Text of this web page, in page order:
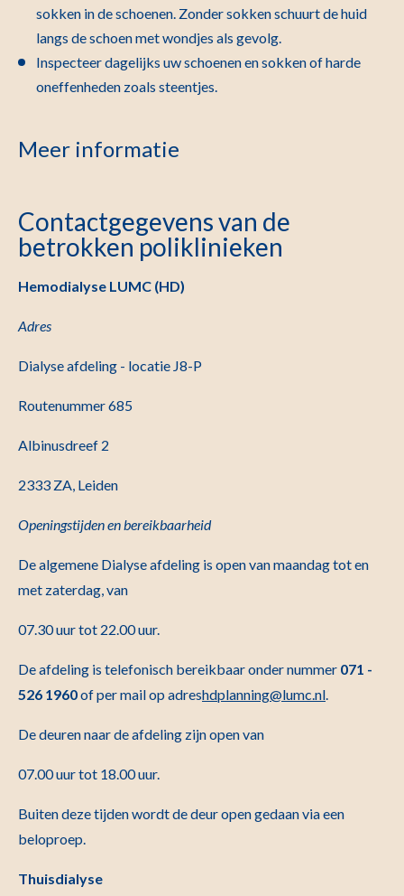
sokken in de schoenen. Zonder sokken schuurt de huid
langs de schoen met wondjes als gevolg.
Inspecteer dagelijks uw schoenen en sokken of harde
oneffenheden zoals steentjes.
Meer informatie
Contactgegevens van de
betrokken poliklinieken
Hemodialyse LUMC (HD)
Adres
Dialyse afdeling - locatie J8-P
Routenummer 685
Albinusdreef 2
2333 ZA, Leiden
Openingstijden en bereikbaarheid
De algemene Dialyse afdeling is open van maandag tot en
met zaterdag, van
07.30 uur tot 22.00 uur.
De afdeling is telefonisch bereikbaar onder nummer 071 -
526 1960of per mail op adreshdplanning@lumc.nl
De deuren naar de afdeling zijn open van
07.00 uur tot 18.00 uur.
Buiten deze tijden wordt de deur open gedaan via een
beloproep.
Thuisdialyse